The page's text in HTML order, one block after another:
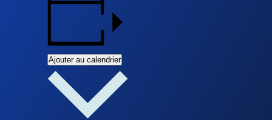
Ajouter au calendrier